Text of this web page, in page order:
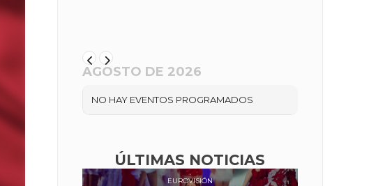
AGOSTO DE 2026
NO HAY EVENTOS PROGRAMADOS
ÚLTIMAS NOTICIAS
EUROVISIÓN